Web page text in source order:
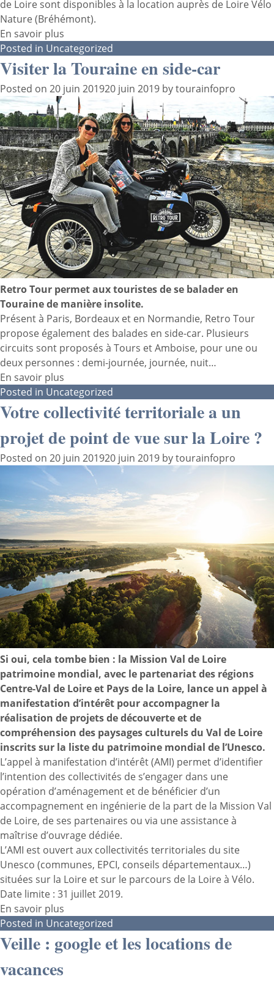
de Loire sont disponibles à la location auprès de Loire Vélo
Nature (Bréhémont).
En savoir plus
Posted in Uncategorized
Visiter la Touraine en side-car
Posted on 20 juin 201920 juin 2019 bytourainfopro
Retro Tour permet aux touristes de se balader en
Touraine de manière insolite.
Présent à Paris, Bordeaux et en Normandie, Retro Tour
propose également des balades en side-car. Plusieurs
circuits sont proposés à Tours et Amboise, pour une ou
deux personnes : demi-journée, journée, nuit…
En savoir plus
Posted in Uncategorized
Votre collectivité territoriale a un
projet de point de vue sur la Loire ?
Posted on 20 juin 201920 juin 2019 bytourainfopro
Si oui, cela tombe bien : la Mission Val de Loire
patrimoine mondial, avec le partenariat des régions
Centre-Val de Loire et Pays de la Loire, lance un appel à
manifestation d’intérêt pour accompagner la
réalisation de projets de découverte et de
compréhension des paysages culturels du Val de Loire
inscrits sur la liste du patrimoine mondial de l’Unesco.
L’appel à manifestation d’intérêt (AMI) permet d’identifier
l’intention des collectivités de s’engager dans une
opération d’aménagement et de bénéficier d’un
accompagnement en ingénierie de la part de la Mission Val
de Loire, de ses partenaires ou via une assistance à
maîtrise d’ouvrage dédiée.
L’AMI est ouvert aux collectivités territoriales du site
Unesco (communes, EPCI, conseils départementaux…)
situées sur la Loire et sur le parcours de la Loire à Vélo.
Date limite : 31 juillet 2019.
En savoir plus
Posted in Uncategorized
Veille : google et les locations de
vacances